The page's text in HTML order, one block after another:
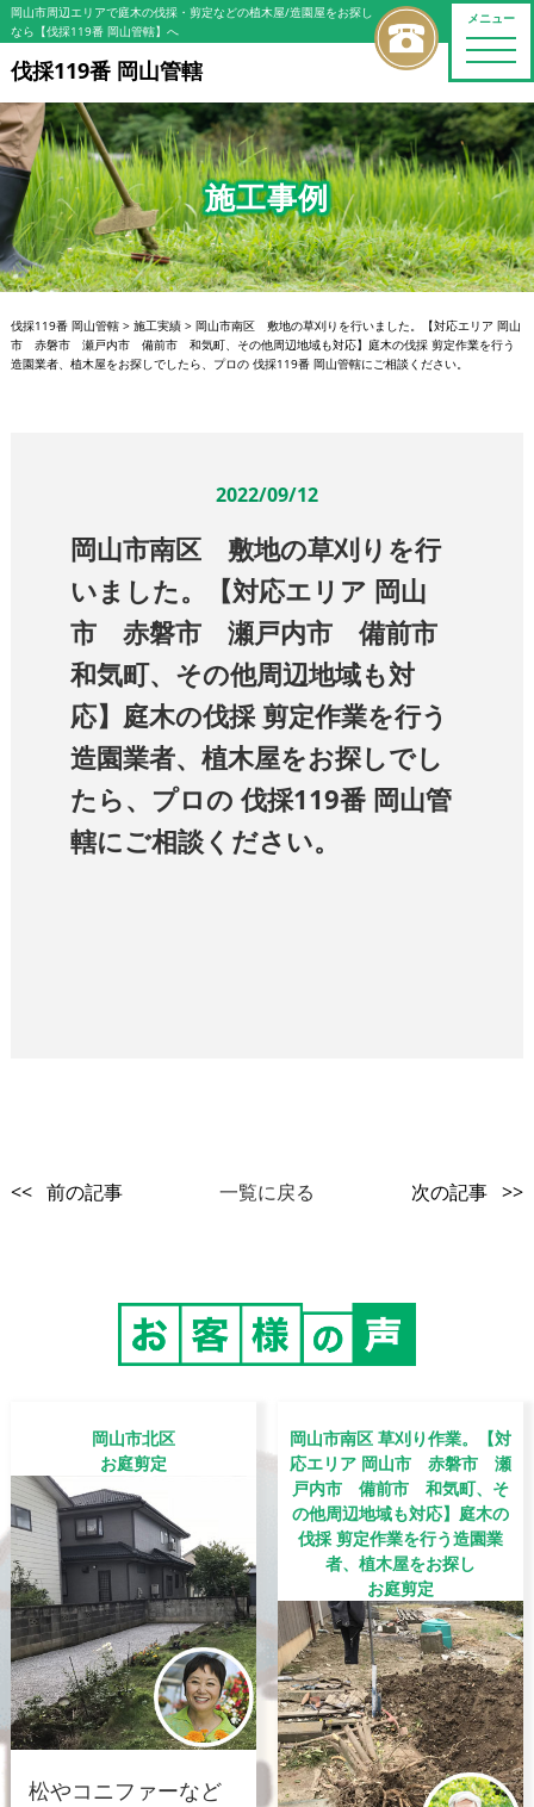
メニュー
toggle
岡山市周辺エリアで庭木の伐採・剪定などの植木屋/造園屋をお探し
なら【伐採119番 岡山管轄】へ
伐採119番 岡山管轄
施工事例
伐採119番 岡山管轄> 施工実績> 岡山市南区 敷地の草刈りを行いました。【対応エリア 岡山
市 赤磐市 瀬戸内市 備前市 和気町、その他周辺地域も対応】庭木の伐採 剪定作業を行う
造園業者、植木屋をお探しでしたら、プロの 伐採119番 岡山管轄にご相談ください。
2022/09/12
岡山市南区 敷地の草刈りを行
いました。【対応エリア 岡山
市 赤磐市 瀬戸内市 備前市
和気町、その他周辺地域も対
応】庭木の伐採 剪定作業を行う
造園業者、植木屋をお探しでし
たら、プロの 伐採119番 岡山管
轄にご相談ください。
<< 前の記事 一覧に戻る 次の記事 >>
岡山市北区
お庭剪定
松やコニファーなど
岡山市南区 草刈り作業。【対
応エリア 岡山市 赤磐市 瀬
戸内市 備前市 和気町、そ
の他周辺地域も対応】庭木の
伐採 剪定作業を行う造園業
者、植木屋をお探し
お庭剪定